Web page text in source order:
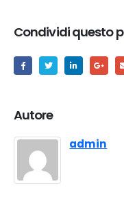
Condividi questo
Autore
admin